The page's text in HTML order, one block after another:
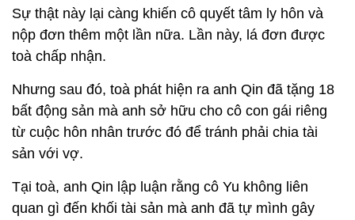
Sự thật này lại càng khiến cô quyết tâm ly hôn và
nộp đơn thêm một lần nữa. Lần này, lá đơn được
toà chấp nhận.
Nhưng sau đó, toà phát hiện ra anh Qin đã tặng 18
bất động sản mà anh sở hữu cho cô con gái riêng
từ cuộc hôn nhân trước đó để tránh phải chia tài
sản với vợ.
Tại toà, anh Qin lập luận rằng cô Yu không liên
quan gì đến khối tài sản mà anh đã tự mình gây